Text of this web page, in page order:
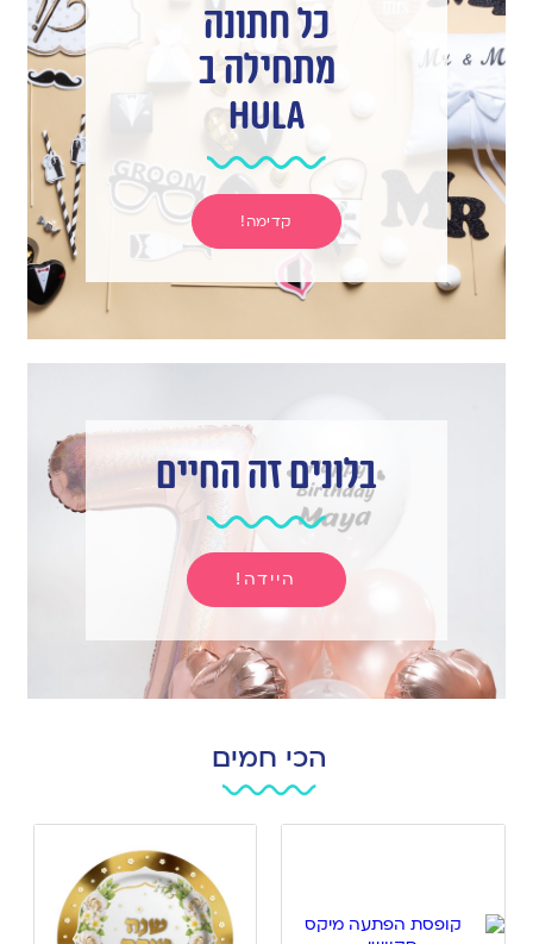
כל חתונה
מתחילה ב
hula
קדימה!
בלונים זה החיים
היידה!
הכי חמים